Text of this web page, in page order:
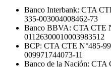
Banco Interbank: CTA
335-003004008462-73
Banco BBVA: CTA CTE
01126300010003983512
BCP: CTA CTE N°485-
009971744073-11
Banco de la Nación: CTA